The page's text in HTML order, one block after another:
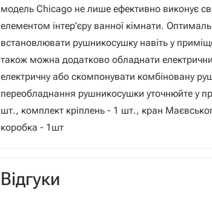
модель Chicago не лише ефективно виконує
елементом інтер’єру ванної кімнати.
встановлювати рушникосушку навіть у
також можна додатково обладнати
електричну або скомпонувати комбіновану
переобладнання рушникосушки уточнюйте у
шт., комплект кріплень - 1 шт., кран
коробка - 1шт
Відгуки